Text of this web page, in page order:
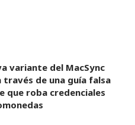
variante del MacSync
través de una guía falsa
que roba credenciales